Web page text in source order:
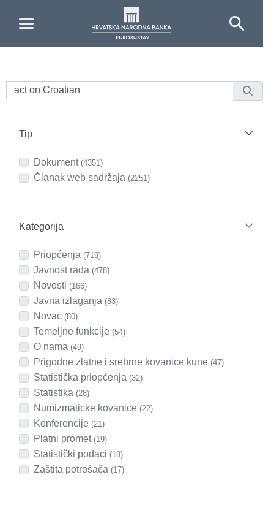
Tip
Dokument (4351)
Članak web sadržaja (2251)
Kategorija
Priopćenja (719)
Javnost rada (478)
Novosti (166)
Javna izlaganja (83)
Novac (80)
Temeljne funkcije (54)
O nama (49)
Prigodne zlatne i srebrne kovanice kune (47)
Statistička priopćenja (32)
Statistika (28)
Numizmaticke kovanice (22)
Konferencije (21)
Platni promet (19)
Statistički podaci (19)
Zaštita potrošača (17)